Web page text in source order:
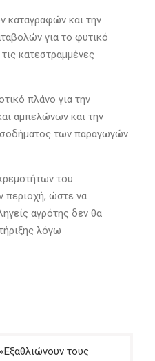
καταγραφών και την
για το φυτικό
κατεστραμμένες
πλάνο για την
αμπελώνων και την
των παραγωγών
του
περιοχή, ώστε να
αγρότης δεν θα
λόγω
τους